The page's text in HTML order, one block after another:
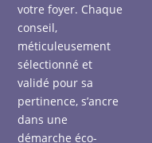
votre foyer. Chaque
conseil,
méticuleusement
sélectionné et
validé pour sa
pertinence, s’ancre
dans une
démarche éco-